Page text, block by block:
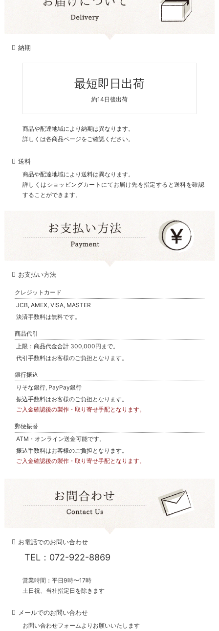
納期
最短即日出荷
約14日後出荷
商品や配達地域により納期は異なります。
詳しくは各商品ページをご確認ください。
送料
商品や配達地域により送料は異なります。
詳しくはショッピングカートにてお届け先を指定すると送料を確認
することができます。
お支払い方法
クレジットカード
JCB, AMEX, VISA, MASTER
決済手数料は無料です。
商品代引
上限：商品代金合計 300,000円まで。
代引手数料はお客様のご負担となります。
銀行振込
りそな銀行, PayPay銀行
振込手数料はお客様のご負担となります。
ご入金確認後の製作・取り寄せ手配となります。
郵便振替
ATM・オンライン送金可能です。
振込手数料はお客様のご負担となります。
ご入金確認後の製作・取り寄せ手配となります。
お電話でのお問い合わせ
TEL：072-922-8869
営業時間：平日9時〜17時
土日祝、当社指定日を除きます
メールでのお問い合わせ
お問い合わせフォームよりお願いいたします